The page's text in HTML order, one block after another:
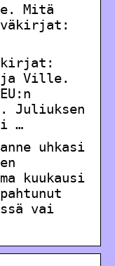
Mitä
ja Ville.
Juliuksen
…
uhkasi
kuukausi
vai